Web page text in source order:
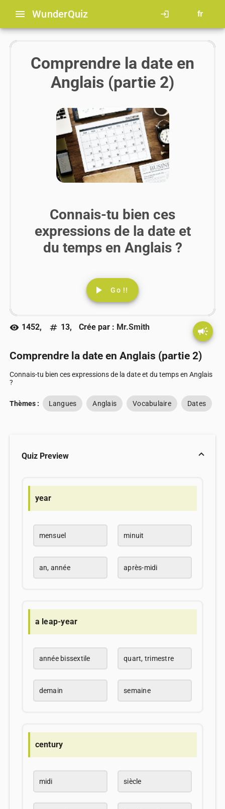
menu WunderQuiz login fr
Comprendre la date en
Anglais (partie 2)
Connais-tu bien ces
expressions de la date et
du temps en Anglais ?
play_arrow Go !!
visibility 1452, numbers 13, Crée par : Mr.Smith campaign
Comprendre la date en Anglais (partie 2)
Connais-tu bien ces expressions de la date et du temps en Anglais
?
Thèmes : Langues Anglais Vocabulaire Dates
Quiz Preview
year
mensuel minuit
an, année après-midi
a leap-year
année bissextile quart, trimestre
demain semaine
century
midi siècle